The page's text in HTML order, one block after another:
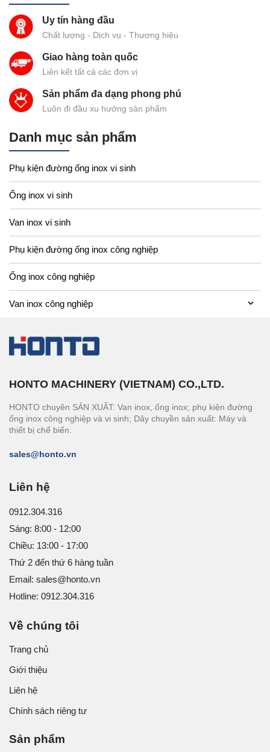
Uy tín hàng đầu
Chất lượng - Dịch vụ - Thương hiệu
Giao hàng toàn quốc
Liên kết tất cả các đơn vị
Sản phẩm đa dạng phong phú
Luôn đi đầu xu hướng sản phẩm
Danh mục sản phẩm
Phụ kiện đường ống inox vi sinh
Ống inox vi sinh
Van inox vi sinh
Phụ kiện đường ống inox công nghiệp
Ống inox công nghiệp
Van inox công nghiệp
HONTO MACHINERY (VIETNAM) CO.,LTD.
HONTO chuyên SẢN XUẤT: Van inox, ống inox; phụ kiện đường
ống inox công nghiệp và vi sinh; Dây chuyền sản xuất: Máy và
thiết bị chế biến.
sales@honto.vn
Liên hệ
0912.304.316
Sáng: 8:00 - 12:00
Chiều: 13:00 - 17:00
Thứ 2 đến thứ 6 hàng tuần
Email: sales@honto.vn
Hotline: 0912.304.316
Về chúng tôi
Trang chủ
Giới thiệu
Liên hệ
Chính sách riêng tư
Sản phẩm